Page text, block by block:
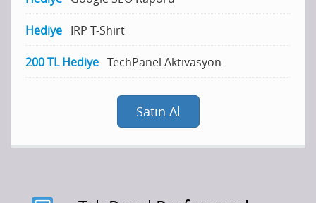
Hediye İRP T-Shirt
200 TL Hediye TechPanel Aktivasyon
Satın Al